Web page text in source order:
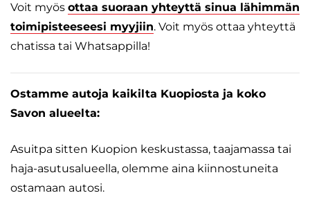
Voit myös ottaa suoraan yhteyttä sinua lähimmän
toimipisteeseesi myyjiin. Voit myös ottaa yhteyttä
chatissa tai Whatsappilla!
Ostamme autoja kaikilta Kuopiosta ja koko
Savon alueelta:
Asuitpa sitten Kuopion keskustassa, taajamassa tai
haja-asutusalueella, olemme aina kiinnostuneita
ostamaan autosi.